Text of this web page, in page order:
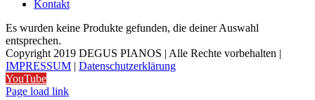
Kontakt
Es wurden keine Produkte gefunden, die deiner Auswahl
entsprechen.
Copyright 2019 DEGUS PIANOS | Alle Rechte vorbehalten |
IMPRESSUM | Datenschutzerklärung
YouTube
Page load link